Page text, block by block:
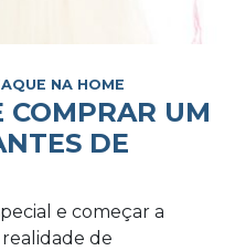
NA HOME
COMPRAR UM
DE
e começar a
de